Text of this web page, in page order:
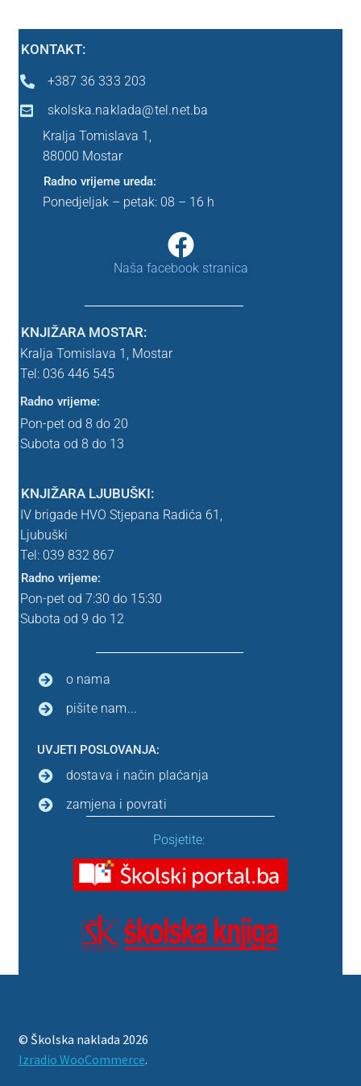
Ostalo
Peti razred
Predškola
Sedmi razred
Treći razred
Lektira SŠK
WEBINAR
WEBINAR – nema webinara
Zahvala
znanstvena
KONTAKT:
+387 36 333 203
skolska.naklada@tel.net.ba
Kralja Tomislava 1,
88000 Mostar
Radno vrijeme ureda:
Ponedjeljak – petak: 08 – 16 h
Naša facebook stranica
KNJIŽARA MOSTAR:
Kralja Tomislava 1, Mostar
Tel: 036 446 545
Radno vrijeme:
Pon-pet od 8 do 20
Subota od 8 do 13
KNJIŽARA LJUBUŠKI:
IV brigade HVO Stjepana Radića 61,
Ljubuški
Tel: 039 832 867
Radno vrijeme:
Pon-pet od 7:30 do 15:30
Subota od 9 do 12
o nama
pišite nam...
UVJETI POSLOVANJA:
dostava i način plaćanja
zamjena i povrati
Posjetite:
© Školska naklada 2026
Izradio WooCommerce.